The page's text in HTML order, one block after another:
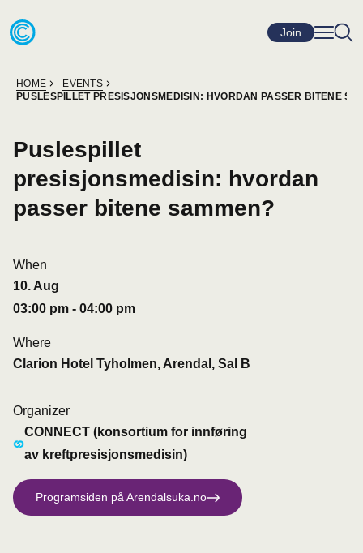
Skip to content
Go to home page Join
HOME
EVENTS
PUSLESPILLET PRESISJONSMEDISIN: HVORDAN PASSER BITENE
Puslespillet
presisjonsmedisin: hvordan
passer bitene sammen?
When
10. Aug
03:00 pm - 04:00 pm
Where
Clarion Hotel Tyholmen, Arendal, Sal B
Organizer
CONNECT (konsortium for innføring
av kreftpresisjonsmedisin)
Programsiden på Arendalsuka.no